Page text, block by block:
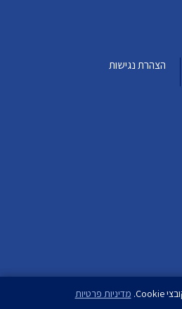
הצהרת נגישות
מדיניות פרטיות